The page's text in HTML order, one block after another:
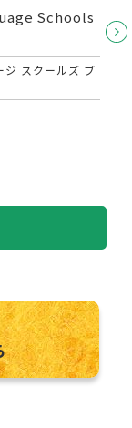
Schools
ジ スクールズ ブ